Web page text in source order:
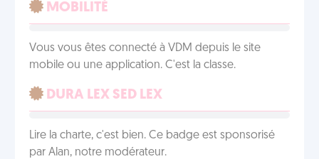
MOBILITÉ
Vous vous êtes connecté à VDM depuis le site
mobile ou une application. C'est la classe.
DURA LEX SED LEX
Lire la charte, c'est bien. Ce badge est sponsorisé
par Alan, notre modérateur.